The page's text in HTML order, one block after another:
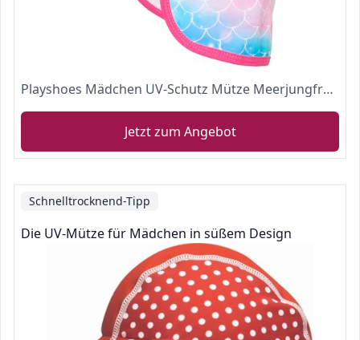
Playshoes Mädchen UV-Schutz Mütze Meerjungfrau 461268, 18 - Pink, 53
Jetzt zum Angebot
Schnelltrocknend-Tipp
Die UV-Mütze für Mädchen in süßem Design